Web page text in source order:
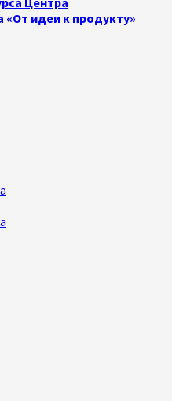
«От идеи к продукту»